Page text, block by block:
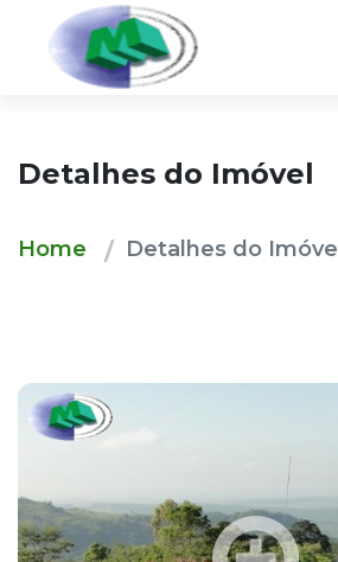
Detalhes do Imóvel
Home Detalhes do Imóvel